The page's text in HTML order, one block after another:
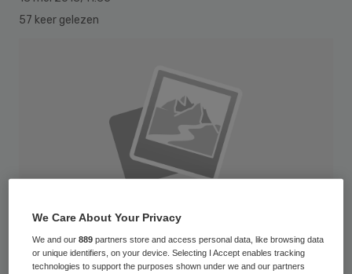
57 keer gelezen
We Care About Your Privacy
We and our889 partners store and access personal data, like browsing data
or unique identifiers, on your device. Selecting I Accept enables tracking
technologies to support the purposes shown under we and our partners